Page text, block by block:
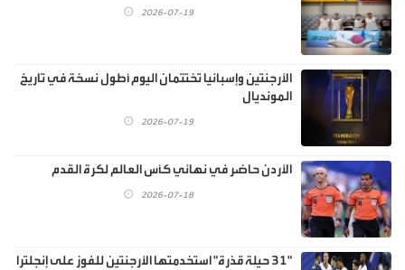
2026-07-19
الأرجنتين وإسبانيا تختتمان اليوم أطول نسخة في تاريخ
المونديال
2026-07-19
الأردن حاضر في نهائي كأس العالم لكرة القدم
2026-07-18
"31 حيلة قذرة" استخدمتها الأرجنتين للفوز على إنجلترا